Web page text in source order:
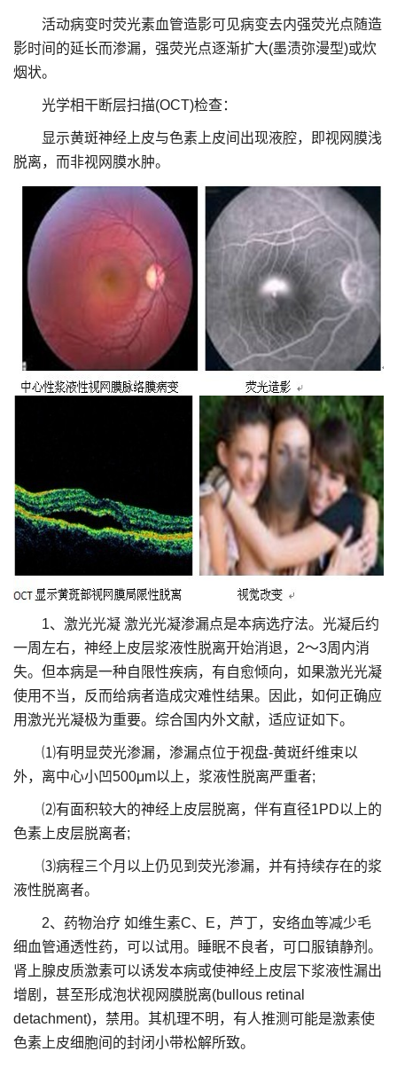
活动病变时荧光素血管造影可见病变去内强荧光点随造
影时间的延长而渗漏，强荧光点逐渐扩大(墨渍弥漫型)或炊
烟状。
光学相干断层扫描(OCT)检查：
显示黄斑神经上皮与色素上皮间出现液腔，即视网膜浅
脱离，而非视网膜水肿。
1、激光光凝 激光光凝渗漏点是本病选疗法。光凝后约
一周左右，神经上皮层浆液性脱离开始消退，2～3周内消
失。但本病是一种自限性疾病，有自愈倾向，如果激光光凝
使用不当，反而给病者造成灾难性结果。因此，如何正确应
用激光光凝极为重要。综合国内外文献，适应证如下。
⑴有明显荧光渗漏，渗漏点位于视盘-黄斑纤维束以
外，离中心小凹500μm以上，浆液性脱离严重者;
⑵有面积较大的神经上皮层脱离，伴有直径1PD以上的
色素上皮层脱离者;
⑶病程三个月以上仍见到荧光渗漏，并有持续存在的浆
液性脱离者。
2、药物治疗 如维生素C、E，芦丁，安络血等减少毛
细血管通透性药，可以试用。睡眠不良者，可口服镇静剂。
肾上腺皮质激素可以诱发本病或使神经上皮层下浆液性漏出
增剧，甚至形成泡状视网膜脱离(bullous retinal
detachment)，禁用。其机理不明，有人推测可能是激素使
色素上皮细胞间的封闭小带松解所致。